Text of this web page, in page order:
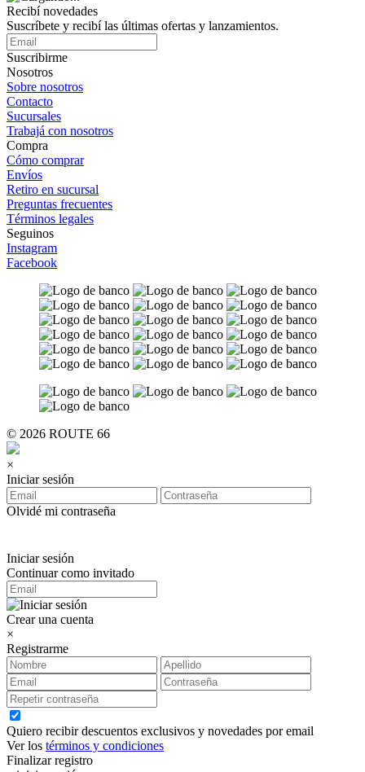
Recibí novedades
Suscríbete y recibí las últimas ofertas y lanzamientos.
Suscribirme
Nosotros
Sobre nosotros
Contacto
Sucursales
Trabajá con nosotros
Compra
Cómo comprar
Envíos
Retiro en sucursal
Preguntas frecuentes
Términos legales
Seguinos
Instagram
Facebook
© 2026 ROUTE 66
×
Iniciar sesión
Olvidé mi contraseña
Iniciar sesión
Continuar como invitado
Crear una cuenta
×
Registrarme
Quiero recibir descuentos exclusivos y novedades por email
Ver los términos y condiciones
Finalizar registro